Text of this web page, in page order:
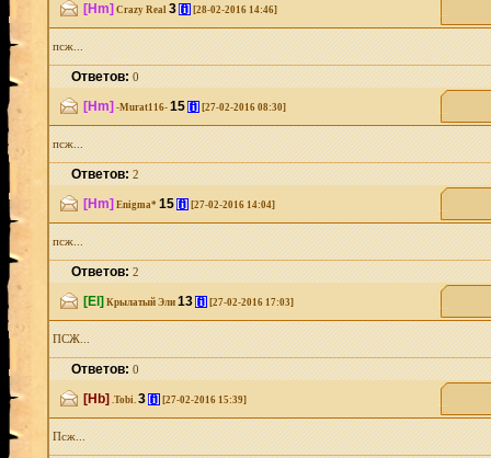
[Hm] Crazy Real 3 [i] [28-02-2016 14:46]
псж...
Ответов:0
[Hm] -Murat116- 15 [i] [27-02-2016 08:30]
псж...
Ответов:2
[Hm] Enigma* 15 [i] [27-02-2016 14:04]
псж...
Ответов:2
[El] Крылатый Эли 13 [i] [27-02-2016 17:03]
ПСЖ...
Ответов:0
[Hb] .Tobi. 3 [i] [27-02-2016 15:39]
Псж...